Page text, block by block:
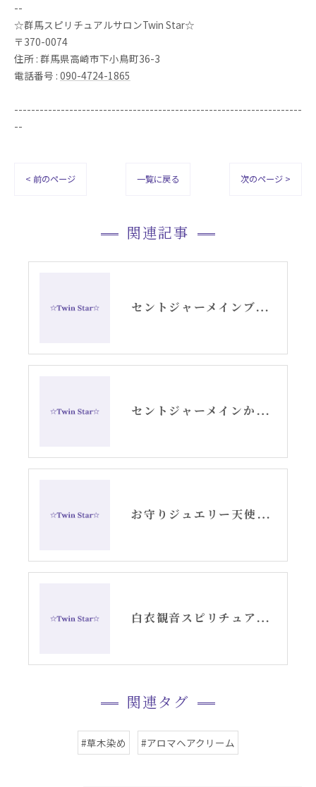
--
☆群馬スピリチュアルサロンTwin Star☆
〒370-0074
住所 : 群馬県高崎市下小鳥町36-3
電話番号 : 090-4724-1865
--------------------------------------------------------------------
--
< 前のページ 一覧に戻る 次のページ >
関連記事
セントジャーメインブレッシングカードGSVFグリッド
セントジャーメインからのメッセージ・水瓶座新月アリーシャ
お守りジュエリー天使の羽根シルバーピアス
白衣観音スピリチュアル女神開花チーム活動記録YouTube②
関連タグ
#草木染め #アロマヘアクリーム